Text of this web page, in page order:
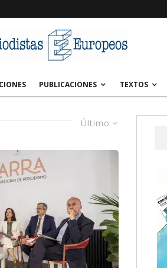
PUBLICACIONES TEXTOS
Último